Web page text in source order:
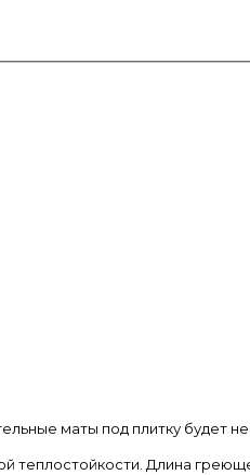
маты под плитку будет не
теплостойкости. Длина